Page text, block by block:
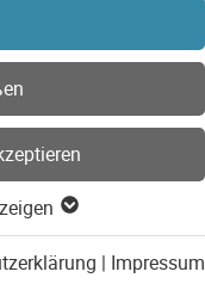
| Impressum